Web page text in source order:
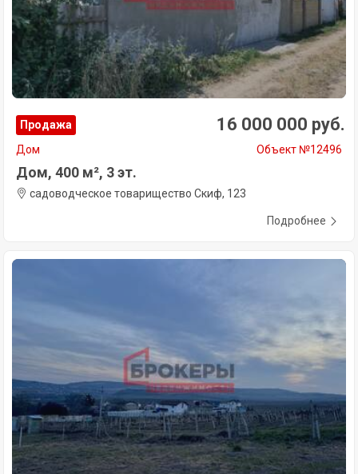
Продажа 16 000 000 руб.
Дом Объект №12496
Дом, 400 м², 3 эт.
садоводческое товарищество Скиф, 123
Подробнее